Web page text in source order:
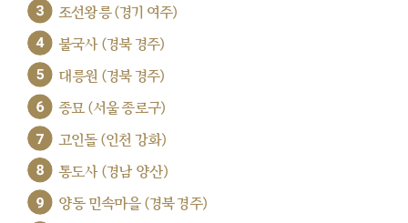
3 조선왕릉 (경기 여주)
4 불국사 (경북 경주)
5 대릉원 (경북 경주)
6 종묘 (서울 종로구)
7 고인돌 (인천 강화)
8 통도사 (경남 양산)
9 양동 민속마을 (경북 경주)